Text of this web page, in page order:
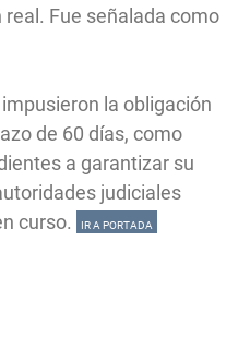
Fue señalada como
la obligación
de 60 días, como
a garantizar su
judiciales
curso.
IR A PORTADA